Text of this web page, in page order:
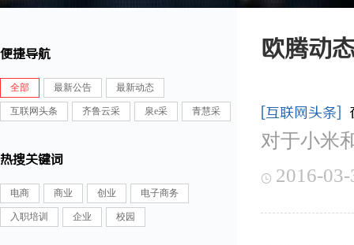
便捷导航
全部 最新公告 最新动态
互联网头条 齐鲁云采 泉e采 青慧采
热搜关键词
电商 商业 创业 电子商务
入职培训 企业 校园
欧腾动
[互联网头条]
对于小米
 2016-